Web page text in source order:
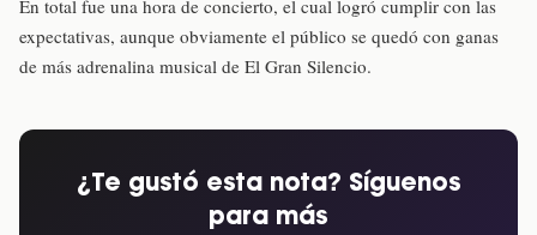
En total fue una hora de concierto, el cual logró cumplir con las
expectativas, aunque obviamente el público se quedó con ganas
de más adrenalina musical de El Gran Silencio.
¿Te gustó esta nota? Síguenos
para más